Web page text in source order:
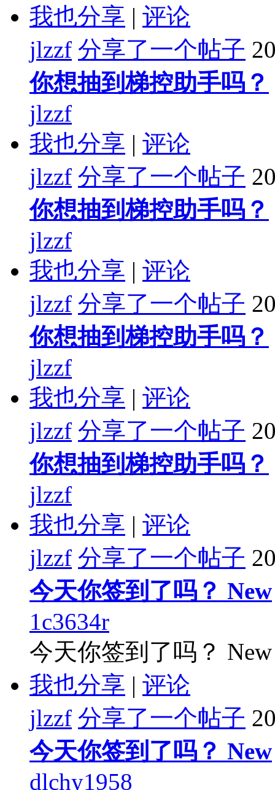
我也分享 | 评论
jlzzf 分享了一个帖子
你想抽到梯控助手吗？
jlzzf
我也分享 | 评论
jlzzf 分享了一个帖子
你想抽到梯控助手吗？
jlzzf
我也分享 | 评论
jlzzf 分享了一个帖子
你想抽到梯控助手吗？
jlzzf
我也分享 | 评论
jlzzf 分享了一个帖子
你想抽到梯控助手吗？
jlzzf
我也分享 | 评论
jlzzf 分享了一个帖子
今天你签到了吗？ New
1c3634r
今天你签到了吗？ New
我也分享 | 评论
jlzzf 分享了一个帖子
今天你签到了吗？ New
dlchy1958